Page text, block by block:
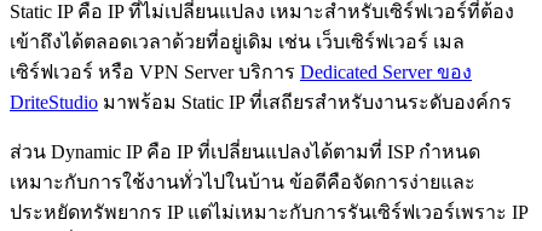
Static IP คือ IP ที่ไม่เปลี่ยนแปลง เหมาะสำหรับเซิร์ฟเวอร์ที่ต้อง
เข้าถึงได้ตลอดเวลาด้วยที่อยู่เดิม เช่น เว็บเซิร์ฟเวอร์ เมล
เซิร์ฟเวอร์ หรือ VPN Server บริการ Dedicated Server ของ
DriteStudio มาพร้อม Static IP ที่เสถียรสำหรับงานระดับองค์กร
ส่วน Dynamic IP คือ IP ที่เปลี่ยนแปลงได้ตามที่ ISP กำหนด
เหมาะกับการใช้งานทั่วไปในบ้าน ข้อดีคือจัดการง่ายและ
ประหยัดทรัพยากร IP แต่ไม่เหมาะกับการรันเซิร์ฟเวอร์เพราะ IP